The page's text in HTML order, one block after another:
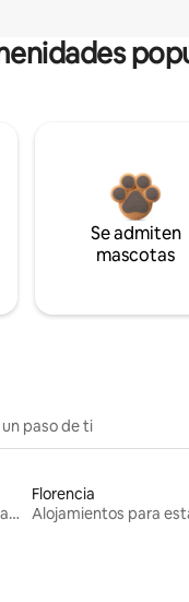
Se admiten
mascotas
paso de ti
Alojamientos para estancias largas
Florencia